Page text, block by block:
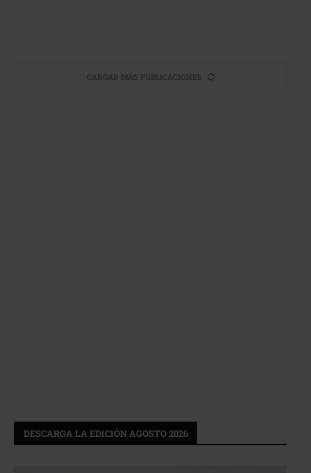
CARGAR MÁS PUBLICACIONES
DESCARGA LA EDICIÓN AGOSTO 2026